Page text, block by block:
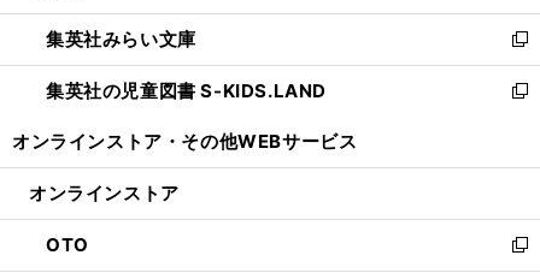
開
く
ウ
で
開
く
ン
ド
ウ
で
ウ
ィ
ン
ド
開
集英社みらい文庫
新
し
い
ン
ウ
で
開
集英社の児童図書 S-KIDS.LAND
新
ウ
ン
ド
ウ
オンラインストア・ その他WEBサービス
オンラインストア
OTO
新